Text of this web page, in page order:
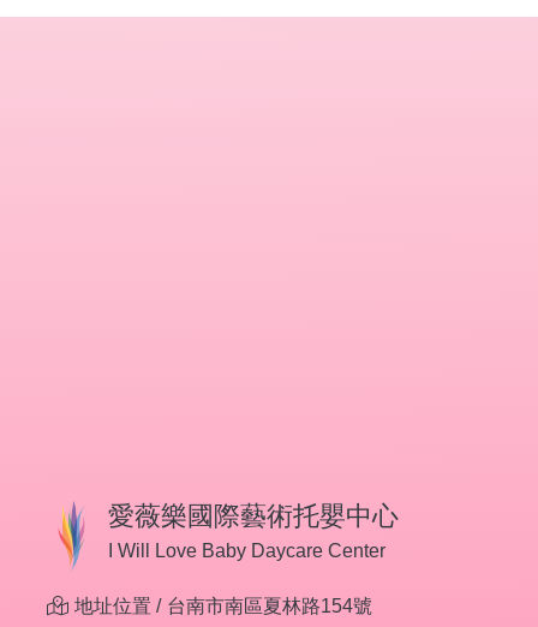
愛薇樂國際藝術托嬰中心
I Will Love Baby Daycare Center
地址位置 / 台南市南區夏林路154號